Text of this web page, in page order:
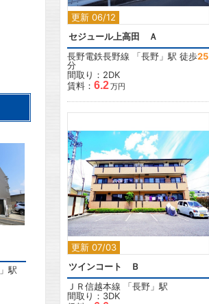
」駅
更新 06/12
セジュール上高田 Ａ
長野電鉄長野線 「長野 」駅 徒歩25
分
間取り：2DK
賃料： 6.2万円
更新 07/03
2
ツインコート Ｂ
ＪＲ信越本線 「長野 」駅
間取り：3DK